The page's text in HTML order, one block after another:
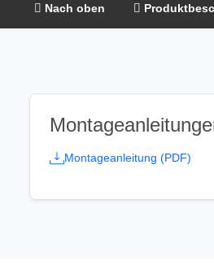
Nach oben
Montageanleitung (PDF)